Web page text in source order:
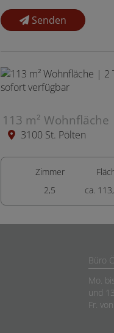
Senden
3100 St. Pölten
Zimmer
2,5
ca.
Büro
Mo.
und
Fr.